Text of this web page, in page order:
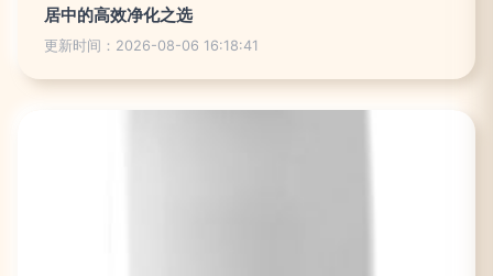
居中的高效净化之选
更新时间：2026-08-06 16:18:41